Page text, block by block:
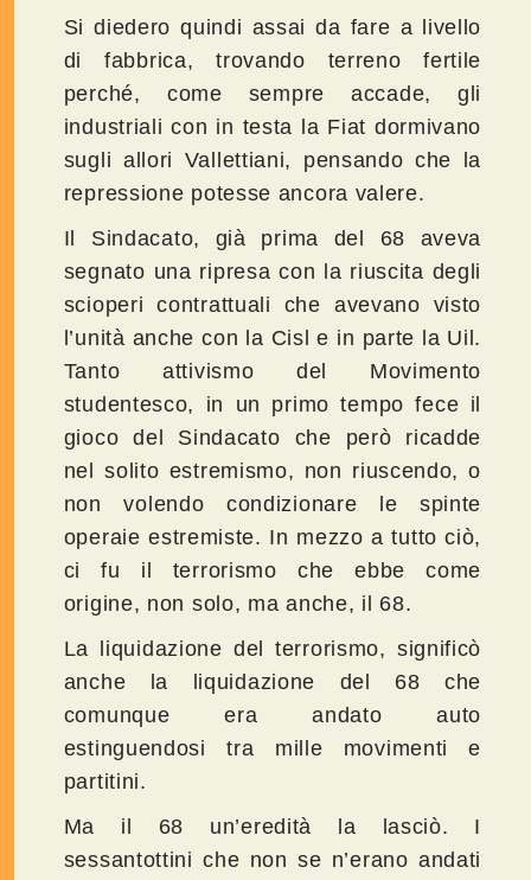
Si diedero quindi assai da fare a livello
di fabbrica, trovando terreno fertile
perché, come sempre accade, gli
industriali con in testa la Fiat dormivano
sugli allori Vallettiani, pensando che la
repressione potesse ancora valere.
Il Sindacato, già prima del 68 aveva
segnato una ripresa con la riuscita degli
scioperi contrattuali che avevano visto
l’unità anche con la Cisl e in parte la Uil.
Tanto attivismo del Movimento
studentesco, in un primo tempo fece il
gioco del Sindacato che però ricadde
nel solito estremismo, non riuscendo, o
non volendo condizionare le spinte
operaie estremiste. In mezzo a tutto ciò,
ci fu il terrorismo che ebbe come
origine, non solo, ma anche, il 68.
La liquidazione del terrorismo, significò
anche la liquidazione del 68 che
comunque era andato auto
estinguendosi tra mille movimenti e
partitini.
Ma il 68 un’eredità la lasciò. I
sessantottini che non se n’erano andati